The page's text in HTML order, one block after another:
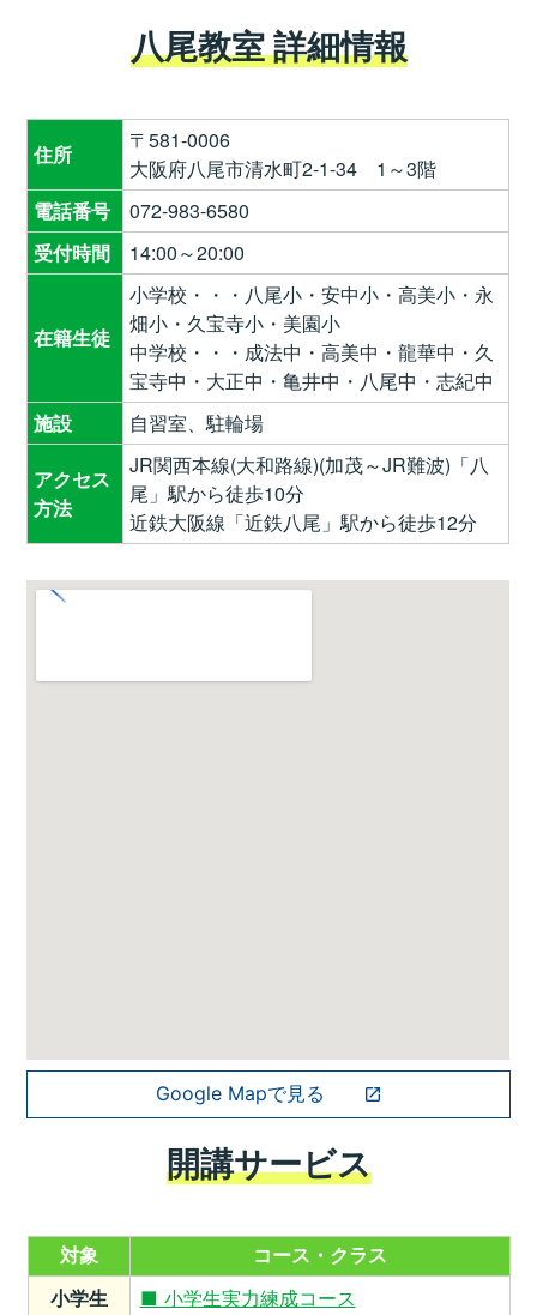
八尾教室 詳細情報
住所
〒581-0006
大阪府八尾市清水町2-1-34 1～3階
電話番号
072-983-6580
受付時間
14:00～20:00
在籍生徒
小学校・・・八尾小・安中小・高美小・永
畑小・久宝寺小・美園小
中学校・・・成法中・高美中・龍華中・久
宝寺中・大正中・亀井中・八尾中・志紀中
施設
自習室、駐輪場
アクセス
方法
JR関西本線(大和路線)(加茂～JR難波)「八
尾」駅から徒歩10分
近鉄大阪線「近鉄八尾」駅から徒歩12分
Google Mapで見る
開講サービス
対象
コース・クラス
小学生
■ 小学生実力練成コース